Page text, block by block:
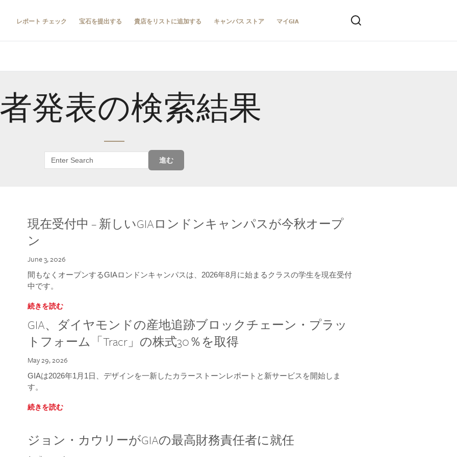
レポート チェック 宝石を提出する 貴店をリストに追加する キャンパス ストア マイGIA
発表の検索結果
進む
現在受付中 – 新しいGIAロンドンキャンパスが今秋オープ
ン
June 3, 2026
間もなくオープンするGIAロンドンキャンパスは、2026年8月に始まるクラスの学生を現在受付
中です。
続きを読む
GIA、ダイヤモンドの産地追跡ブロックチェーン・プラッ
トフォーム「Tracr」の株式30％を取得
May 29, 2026
GIAは2026年1月1日、デザインを一新したカラーストーンレポートと新サービスを開始しま
す。
続きを読む
ジョン・カウリーがGIAの最高財務責任者に就任